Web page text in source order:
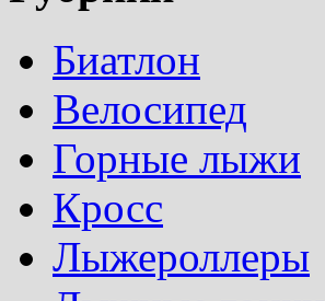
Биатлон
Велосипед
Горные лыжи
Кросс
Лыжероллеры